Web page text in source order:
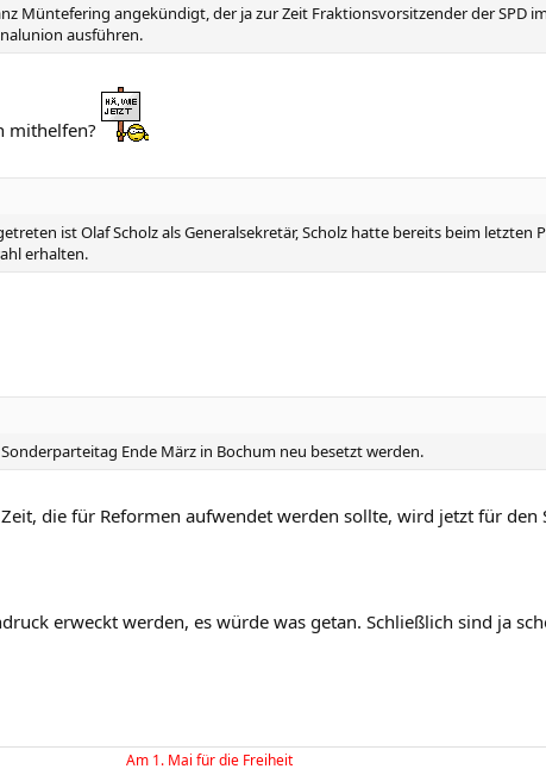
Müntefering angekündigt, der ja zur Zeit Fraktionsvorsitzender der SPD
ausführen.
mithelfen?
ist Olaf Scholz als Generalsekretär, Scholz hatte bereits beim letzten
erhalten.
Ende März in Bochum neu besetzt werden.
die für Reformen aufwendet werden sollte, wird jetzt für den
erweckt werden, es würde was getan. Schließlich sind ja
Am 1. Mai für die Freiheit